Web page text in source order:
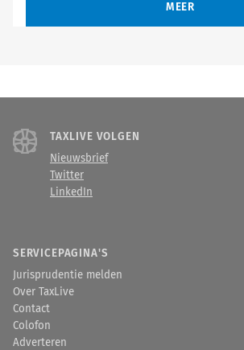
MEER
TAXLIVE VOLGEN
Nieuwsbrief
Twitter
LinkedIn
SERVICEPAGINA'S
Jurisprudentie melden
Over TaxLive
Contact
Colofon
Adverteren